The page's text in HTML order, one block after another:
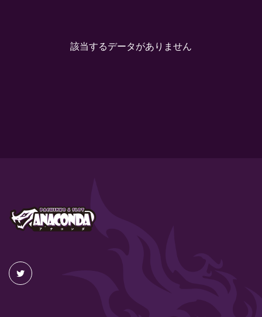
該当するデータがありません